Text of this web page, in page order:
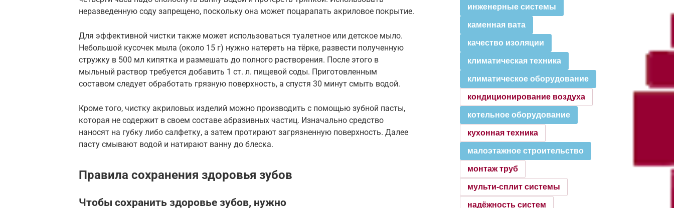
неразведенную соду запрещено, поскольку она может поцарапать акриловое покрытие.
Для эффективной чистки также может использоваться туалетное или детское мыло.
Небольшой кусочек мыла (около 15 г) нужно натереть на тёрке, развести полученную
стружку в 500 мл кипятка и размешать до полного растворения. После этого в
мыльный раствор требуется добавить 1 ст. л. пищевой соды. Приготовленным
составом следует обработать грязную поверхность, а спустя 30 минут смыть водой.
Кроме того, чистку акриловых изделий можно производить с помощью зубной пасты,
которая не содержит в своем составе абразивных частиц. Изначально средство
наносят на губку либо салфетку, а затем протирают загрязненную поверхность. Далее
пасту смывают водой и натирают ванну до блеска.
Правила сохранения здоровья зубов
Чтобы сохранить здоровье зубов, нужно
инженерные системы
каменная вата
качество изоляции
климатическая техника
климатическое оборудование
кондиционирование воздуха
котельное оборудование
кухонная техника
малоэтажное строительство
монтаж труб
мульти-сплит системы
надёжность систем